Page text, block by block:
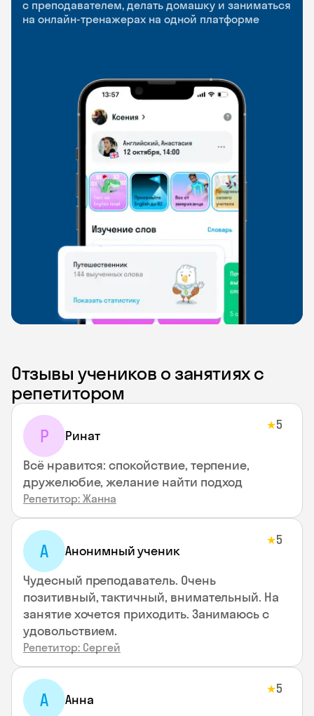
с преподавателем, делать домашку и заниматься
на онлайн-тренажерах на одной платформе
чтобы заниматься и изучать новые слова где
и когда удобно
Групповые занятия для разговорной практики
и индивидуальные встречи с преподавателями
Отзывы учеников о занятиях с
репетитором
Р Ринат
★5
Всё нравится: спокойствие, терпение,
дружелюбие, желание найти подход
Репетитор: Жанна
А Анонимный ученик
★5
Чудесный преподаватель. Очень
позитивный, тактичный, внимательный. На
занятие хочется приходить. Занимаюсь с
удовольствием.
Репетитор: Сергей
А Анна
★5